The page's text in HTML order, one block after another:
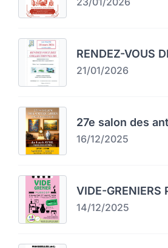
RENDEZ-VOUS
21/01/2026
27e salon des
16/12/2025
VIDE-
14/12/2025